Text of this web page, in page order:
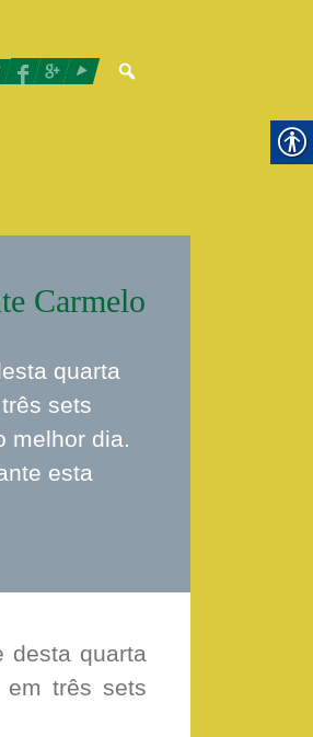
Carmelo
quarta
sets
melhor dia.
esta
desta quarta
em três sets